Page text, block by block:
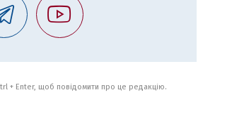
+ Enter, щоб повідомити про це редакцію.